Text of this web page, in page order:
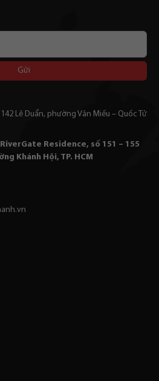
Lê Duẩn, phường Văn Miếu – Quốc Tử
Residence, số 151 – 155
Khánh Hội, TP. HCM